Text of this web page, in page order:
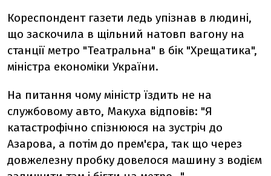
Кореспондент газети ледь упізнав в людині,
що заскочила в щільний натовп вагону на
станції метро "Театральна" в бік "Хрещатика",
міністра економіки України.
На питання чому міністр їздить не на
службовому авто, Макуха відповів: "Я
катастрофічно спізнююся на зустріч до
Азарова, а потім до прем'єра, так що через
довжелезну пробку довелося машину з водієм